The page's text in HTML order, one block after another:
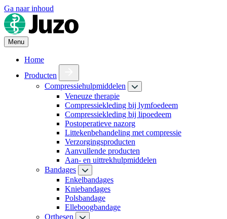
Ga naar inhoud
Menu
Home
Producten
Compressiehulpmiddelen
Veneuze therapie
Compressiekleding bij lymfoedeem
Compressiekleding bij lipoedeem
Postoperatieve nazorg
Littekenbehandeling met compressie
Verzorgingsproducten
Aanvullende producten
Aan- en uittrekhulpmiddelen
Bandages
Enkelbandages
Kniebandages
Polsbandage
Elleboogbandage
Orthesen